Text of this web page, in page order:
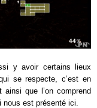
y avoir certains lieux
se respecte, c’est en
ainsi que l’on comprend
est présenté ici.